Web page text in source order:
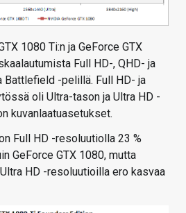
1080 Ti:n ja GeForce GTX
Full HD-, QHD- ja
Battlefield -pelillä. Full HD- ja
oli Ultra-tason ja Ultra HD -
kuvanlaatuasetukset.
Full HD -resoluutiolla 23 %
GeForce GTX 1080, mutta
HD -resoluutioilla ero kasvaa